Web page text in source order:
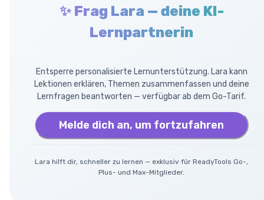
✨ Frag Lara — deine KI-
Lernpartnerin
Entsperre personalisierte Lernunterstützung. Lara kann
Lektionen erklären, Themen zusammenfassen und deine
Lernfragen beantworten — verfügbar ab dem Go-Tarif.
Melde dich an, um fortzufahren
Lara hilft dir, schneller zu lernen — exklusiv für ReadyTools Go-,
Plus- und Max-Mitglieder.